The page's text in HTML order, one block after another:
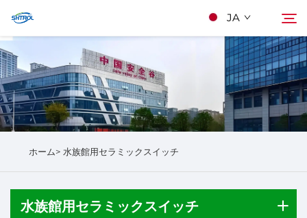
JA
当社について
製品
検索
ホーム> 水族館用セラミックスイッチ
水族館用セラミックスイッチ